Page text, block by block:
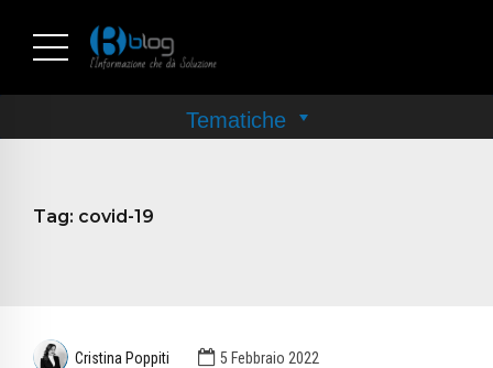
Tag: covid-19
Cristina Poppiti 5 Febbraio 2022